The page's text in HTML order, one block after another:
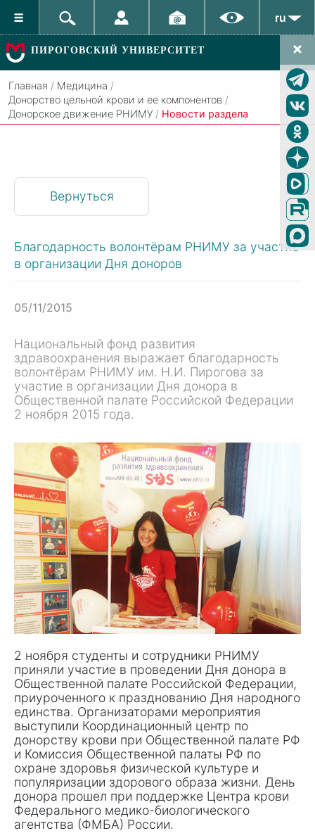
ru
ПИРОГОВСКИЙ УНИВЕРСИТЕТ
Главная / Медицина /
Донорство цельной крови и ее компонентов /
Донорское движение РНИМУ / Новости раздела
Благодарность волонтёрам РНИМУ за участие
в организации Дня доноров
05/11/2015
Национальный фонд развития
здравоохранения выражает благодарность
волонтёрам РНИМУ им. Н.И. Пирогова за
участие в организации Дня донора в
Общественной палате Российской Федерации
2 ноября 2015 года.
2 ноября студенты и сотрудники РНИМУ
приняли участие в проведении Дня донора в
Общественной палате Российской Федерации,
приуроченного к празднованию Дня народного
единства. Организаторами мероприятия
выступили Координационный центр по
донорству крови при Общественной палате РФ
и Комиссия Общественной палаты РФ по
охране здоровья физической культуре и
популяризации здорового образа жизни. День
донора прошел при поддержке Центра крови
Федерального медико-биологического
агентства (ФМБА) России.
Вернуться